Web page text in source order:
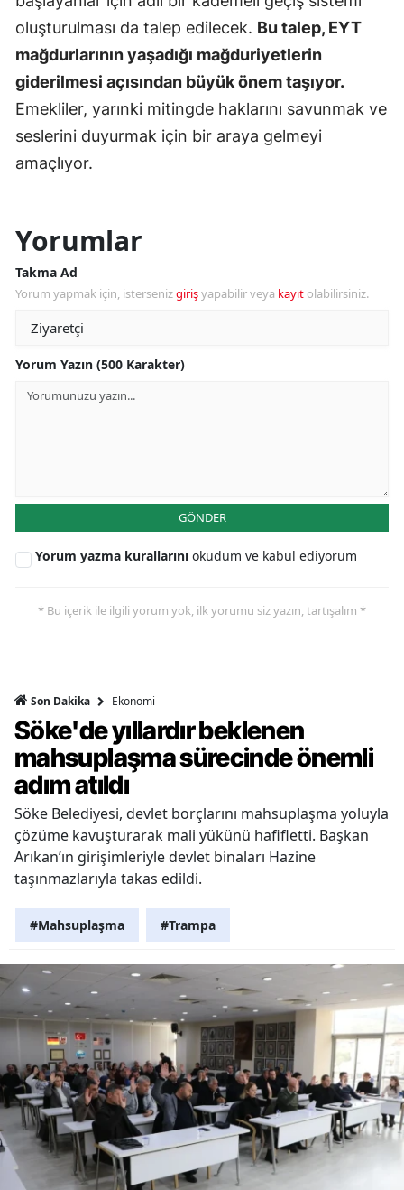
oluşturulması da talep edilecek. Bu talep, EYT
mağdurlarının yaşadığı mağduriyetlerin
giderilmesi açısından büyük önem taşıyor.
Emekliler, yarınki mitingde haklarını savunmak ve
seslerini duyurmak için bir araya gelmeyi
amaçlıyor.
Yorumlar
Takma Ad
Yorum yapmak için, istersenizgirişyapabilir veya kayıt olabilirsiniz.
Yorum Yazın (500 Karakter)
GÖNDER
Yorum yazma kurallarını okudum ve kabul ediyorum
* Bu içerik ile ilgili yorum yok, ilk yorumu siz yazın, tartışalım *
Son Dakika Ekonomi
Söke'de yıllardır beklenen
mahsuplaşma sürecinde önemli
adım atıldı
Söke Belediyesi, devlet borçlarını mahsuplaşma yoluyla
çözüme kavuşturarak mali yükünü hafifletti. Başkan
Arıkan’ın girişimleriyle devlet binaları Hazine
taşınmazlarıyla takas edildi.
#Mahsuplaşma #Trampa